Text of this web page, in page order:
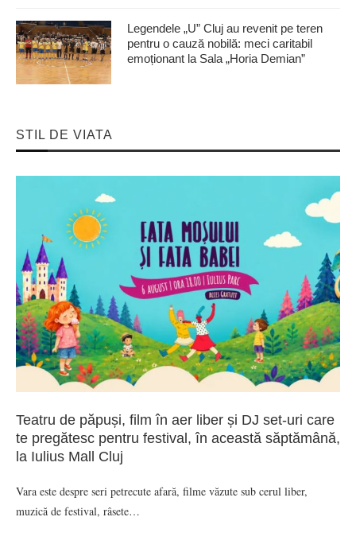
Legendele „U” Cluj au revenit pe teren
pentru o cauză nobilă: meci caritabil
emoționant la Sala „Horia Demian”
STIL DE VIATA
Teatru de păpuși, film în aer liber și DJ set-uri care
te pregătesc pentru festival, în această săptămână,
la Iulius Mall Cluj
Vara este despre seri petrecute afară, filme văzute sub cerul liber,
muzică de festival, râsete…